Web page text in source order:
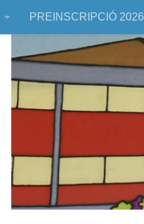
PREINSCRIPCIÓ